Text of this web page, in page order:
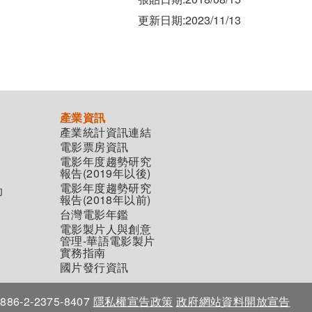
更新日期:2023/11/13
產業資訊
產業統計資訊連結
電影票房資訊
電影年度趨勢研究
報告(2019年以後)
電影年度趨勢研究
報告(2018年以前)
台灣電影年鑑
電影製片人與創意
管理-華語電影製片
實務指南
國片發行資訊
2-2375-8407 隱私權宣告政策 政府網站資料開放宣告